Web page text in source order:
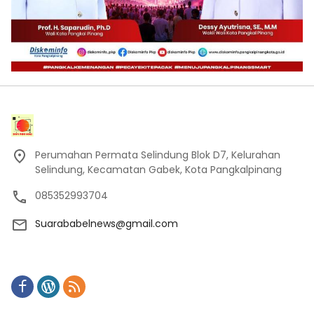
Perumahan Permata Selindung Blok D7, Kelurahan
Selindung, Kecamatan Gabek, Kota Pangkalpinang
085352993704
Suarababelnews@gmail.com